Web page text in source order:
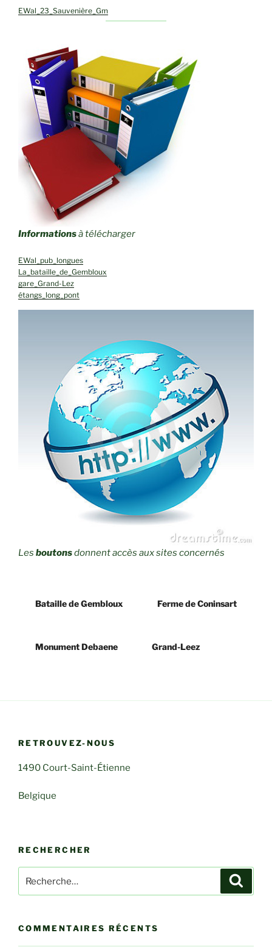
EWal_23_Sauvenière_Gm
Informationsà télécharger
EWal_pub_longues
La_bataille_de_Gembloux
gare_Grand-Lez
étangs_long_pont
Les boutonsdonnent accès aux sites concernés
Bataille de Gembloux Ferme de Coninsart
Monument Debaene Grand-Leez
RETROUVEZ-NOUS
1490 Court-Saint-Étienne
Belgique
RECHERCHER
pour
COMMENTAIRES RÉCENTS